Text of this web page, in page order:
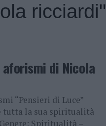
ricciardi"
di Nicola
“Pensieri di Luce”
tutta la sua spiritualità
Spiritualità –